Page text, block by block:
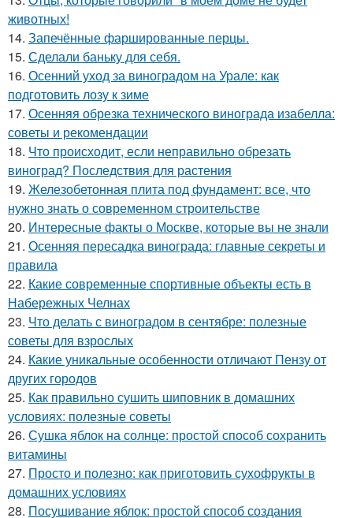
животных!
14. Запечённые фаршированные перцы.
15. Сделали баньку для себя.
16. Осенний уход за виноградом на Урале: как
подготовить лозу к зиме
17. Осенняя обрезка технического винограда изабелла:
советы и рекомендации
18. Что происходит, если неправильно обрезать
виноград? Последствия для растения
19. Железобетонная плита под фундамент: все, что
нужно знать о современном строительстве
20. Интересные факты о Москве, которые вы не знали
21. Осенняя пересадка винограда: главные секреты и
правила
22. Какие современные спортивные объекты есть в
Набережных Челнах
23. Что делать с виноградом в сентябре: полезные
советы для взрослых
24. Какие уникальные особенности отличают Пензу от
других городов
25. Как правильно сушить шиповник в домашних
условиях: полезные советы
26. Сушка яблок на солнце: простой способ сохранить
витамины
27. Просто и полезно: как приготовить сухофрукты в
домашних условиях
28. Посушивание яблок: простой способ создания